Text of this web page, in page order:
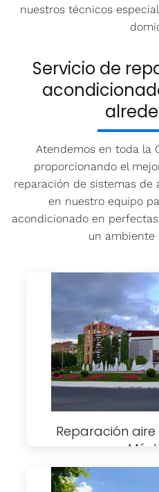
nuestros técnicos
Servicio de
Atendemos en toda la
proporcionando el
reparación de sistemas de
en nuestro equipo
acondicionado en
un ambiente
Reparación